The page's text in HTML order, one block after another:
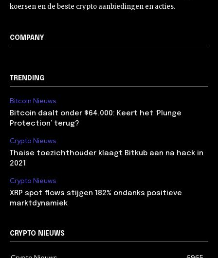
koersen en de beste crypto aanbiedingen en acties.
COMPANY
TRENDING
Bitcoin Nieuws
Bitcoin daalt onder $64.000: Keert het ‘Plunge
Protection’ terug?
Crypto Nieuws
Thaise toezichthouder klaagt Bitkub aan na hack in
2021
Crypto Nieuws
XRP spot flows stijgen 182% ondanks positieve
marktdynamiek
CRYPTO NIEUWS